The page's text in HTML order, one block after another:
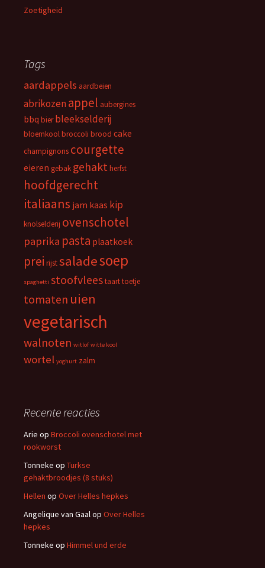
Zoetigheid
Tags
aardappels aardbeien
abrikozenappel aubergines
bbq bier bleekselderij
bloemkoolbroccoli brood cake
champignons courgette
eieren gebak gehaktherfst
hoofdgerecht
italiaans jam kaas kip
knolselderij ovenschotel
paprika pasta plaatkoek
prei rijstsaladesoep
spaghetti stoofvleestaarttoetje
tomaten uien
vegetarisch
walnoten witlof witte kool
wortel yoghurt zalm
Recente reacties
Arie op Broccoli ovenschotel met
rookworst
Tonneke op Turkse
gehaktbroodjes (8 stuks)
Hellen op Over Helles hepkes
Angelique van Gaalop Over Helles
hepkes
Tonneke op Himmel und erde